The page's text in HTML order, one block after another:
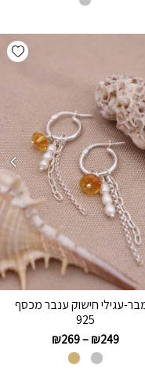
עגילי חישוק ענבר מכסף
925
₪249
–
₪269